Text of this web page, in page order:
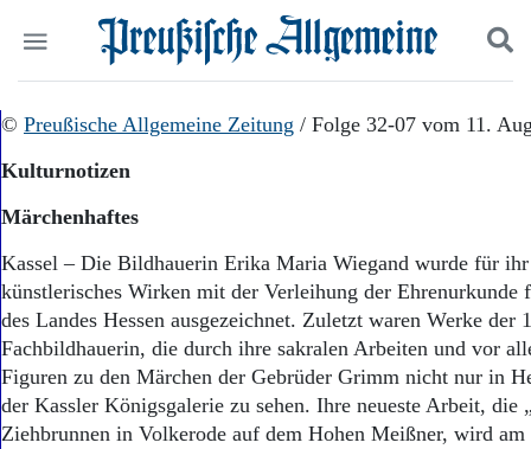
Politik
Leben
Geschichte
Ostpreußen
Pommern
Berlin-Brandenburg
Schlesien
Danzig und Westpreußen
Bücher
Suchen und finden
© Preußische Allgemeine Zeitung / Folge 32-07 vom 11.
Kulturnotizen
Märchenhaftes
Kassel – Die Bildhauerin Erika Maria Wiegand wurde für
künstlerisches Wirken mit der Verleihung der
des Landes Hessen ausgezeichnet. Zuletzt waren Werke der
Fachbildhauerin, die durch ihre sakralen Arbeiten und vor
Figuren zu den Märchen der Gebrüder Grimm nicht nur in
der Kassler Königsgalerie zu sehen. Ihre neueste Arbeit, die
Ziehbrunnen in Volkerode auf dem Hohen Meißner, wird am